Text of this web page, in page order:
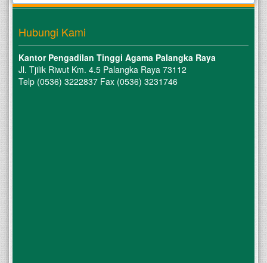
Hubungi Kami
Kantor Pengadilan Tinggi Agama Palangka Raya
Jl. Tjilik Riwut Km. 4.5 Palangka Raya 73112
Telp (0536) 3222837 Fax (0536) 3231746